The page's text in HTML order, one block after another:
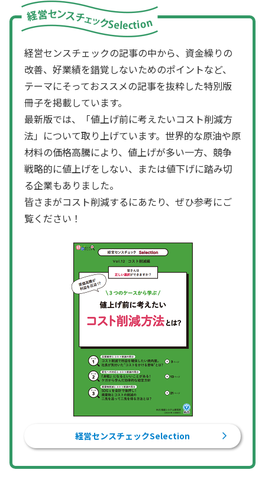
経営センスチェックの記事の中から、資金繰りの
改善、好業績を錯覚しないためのポイントなど、
テーマにそっておススメの記事を抜粋した特別版
冊子を掲載しています。
最新版では、「値上げ前に考えたいコスト削減方
法」について取り上げています。世界的な原油や原
材料の価格高騰により、値上げが多い一方、競争
戦略的に値上げをしない、または値下げに踏み切
る企業もありました。
皆さまがコスト削減するにあたり、ぜひ参考にご
覧ください！
経営センスチェックSelection